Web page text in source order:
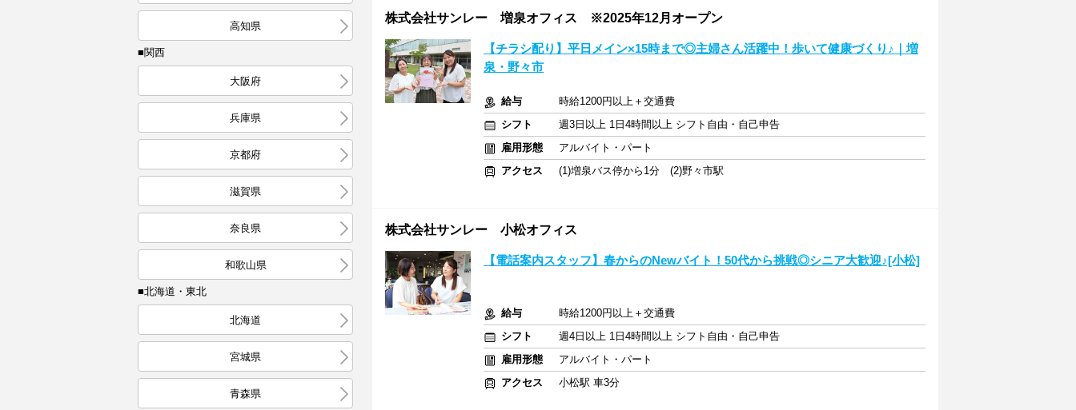
高知県
■関西
大阪府
兵庫県
京都府
滋賀県
奈良県
和歌山県
■北海道・東北
北海道
宮城県
青森県
株式会社サンレー 増泉オフィス ※2025年12月オープン
【チラシ配り】平日メイン×15時まで◎主婦さん活躍中！歩いて健康づくり♪｜増
泉・野々市
給与
時給1200円以上＋交通費
シフト
週3日以上 1日4時間以上 シフト自由・自己申告
雇用形態
アルバイト・パート
アクセス
(1)増泉バス停から1分 (2)野々市駅
株式会社サンレー 小松オフィス
【電話案内スタッフ】春からのNewバイト！50代から挑戦◎シニア大歓迎♪[小松]
給与
時給1200円以上＋交通費
シフト
週4日以上 1日4時間以上 シフト自由・自己申告
雇用形態
アルバイト・パート
アクセス
小松駅 車3分